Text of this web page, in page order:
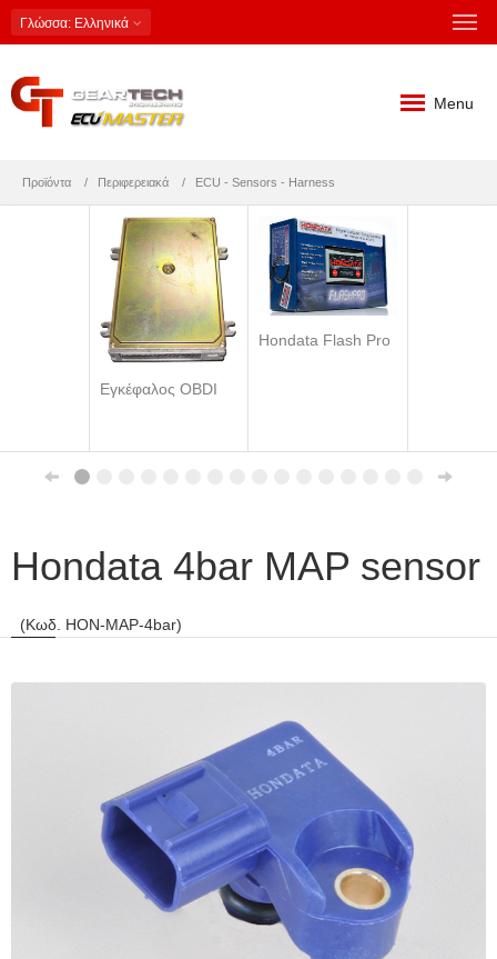
Γλώσσα: Ελληνικά
Menu
Προϊόντα Περιφερειακά ECU - Sensors - Harness
Εγκέφαλος OBDI
Hondata Flash Pro
Hondata 4bar MAP sensor
(Κωδ. HON-MAP-4bar)